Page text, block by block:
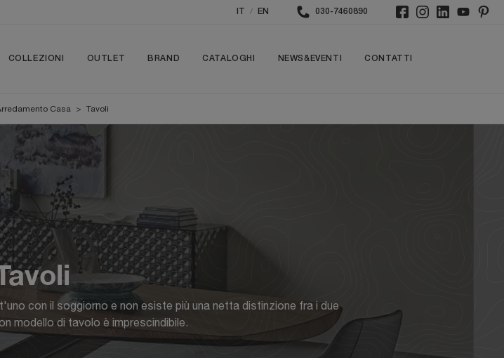
/ EN 030-7460890
COLLEZIONI OUTLET BRAND CATALOGHI NEWS&EVENTI CONTATTI
Casa > Tavoli
con il soggiorno e non esiste più una netta distinzione fra i due
modello di tavolo è imprescindibile.